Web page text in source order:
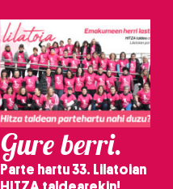
Gure berri.
Parte hartu 33. Lilatoian